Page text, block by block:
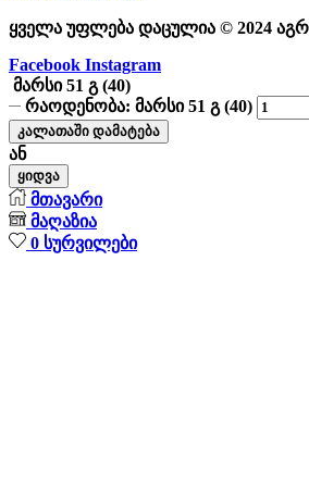
ყველა უფლება დაცულია © 2024
Facebook Instagram
მარსი 51 გ (40)
რაოდენობა: მარსი 51 გ (40)
კალათაში დამატება
ან
ყიდვა
მთავარი
მაღაზია
0 სურვილები